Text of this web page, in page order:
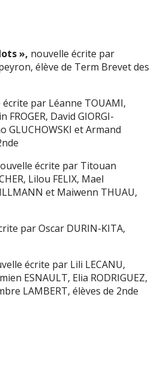
», nouvelle écrite par
élève de Term Brevet des
écrite par Léanne TOUAMI,
FROGER, David GIORGI-
GLUCHOWSKI et Armand
écrite par Titouan
Lilou FELIX, Mael
et Maiwenn THUAU,
par Oscar DURIN-KITA,
écrite par Lili LECANU,
ESNAULT, Elia RODRIGUEZ,
LAMBERT, élèves de 2nde